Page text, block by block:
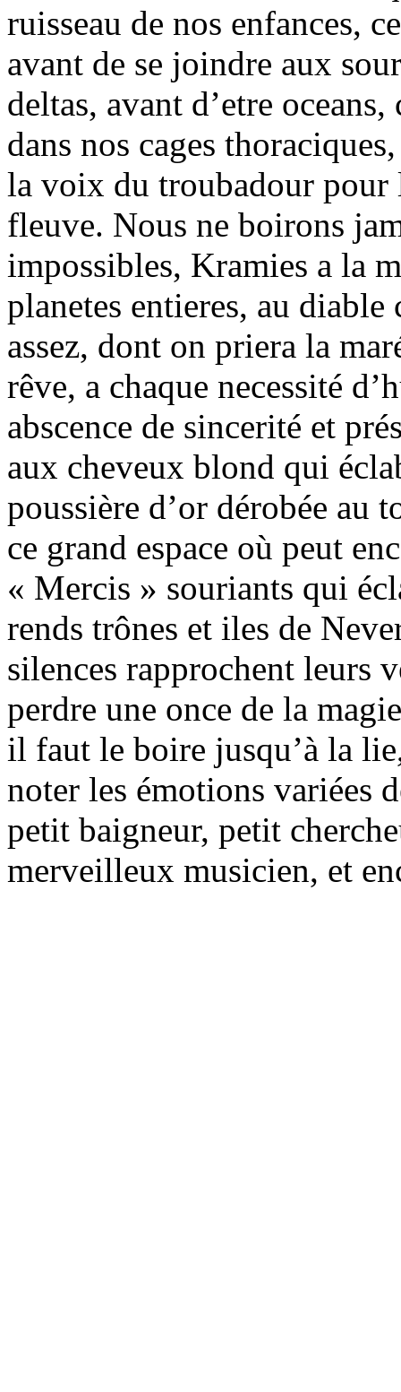
ruisseau de nos enfances,
avant de se joindre aux
deltas, avant d’etre
dans nos cages
la voix du troubadour pour
fleuve. Nous ne boirons
impossibles, Kramies a la
planetes entieres, au
assez, dont on priera la
rêve, a chaque necessité
abscence de sincerité et
aux cheveux blond qui
poussière d’or dérobée au
ce grand espace où peut
« Mercis » souriants qui
rends trônes et iles de
silences rapprochent leurs
perdre une once de la
il faut le boire jusqu’à la
noter les émotions variées
petit baigneur, petit
merveilleux musicien, et